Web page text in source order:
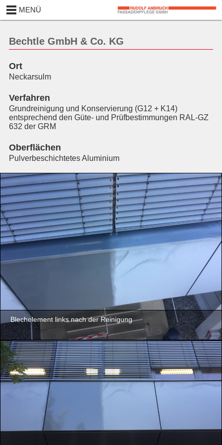
MENÜ
Bechtle GmbH & Co. KG
Ort
Neckarsulm
Verfahren
Grundreinigung und Konservierung (G12 + K14)
entsprechend den Güte- und Prüfbestimmungen RAL-GZ
632 der GRM
Oberflächen
Pulverbeschichtetes Aluminium
Blechelement links nach der Reinigung